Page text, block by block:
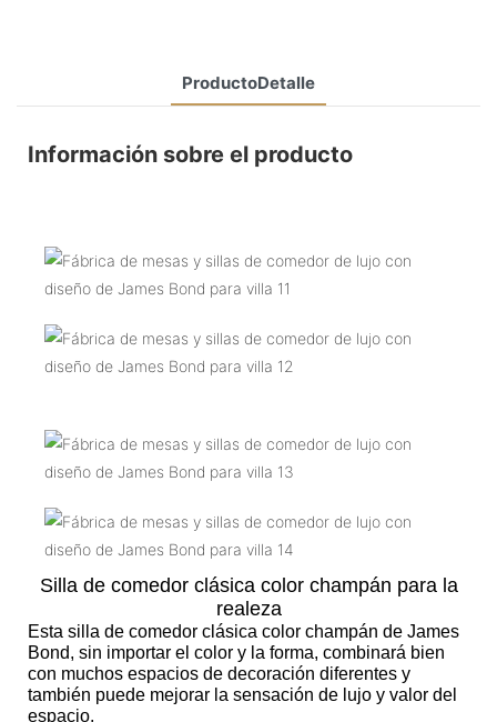
ProductoDetalle
Información sobre el producto
Silla de comedor clásica color champán para la
realeza
Esta silla de comedor clásica color champán de James
Bond, sin importar el color y la forma, combinará bien
con muchos espacios de decoración diferentes y
también puede mejorar la sensación de lujo y valor del
espacio.